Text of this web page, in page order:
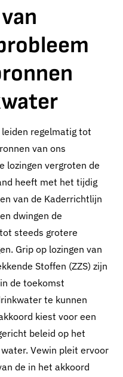
regelmatig tot
van ons
lozingen vergroten de
heeft met het tijdig
van de Kaderrichtlijn
dwingen de
steeds grotere
Grip op lozingen van
Stoffen (ZZS) zijn
de toekomst
te kunnen
kiest voor een
beleid op het
Vewin pleit ervoor
de in het akkoord